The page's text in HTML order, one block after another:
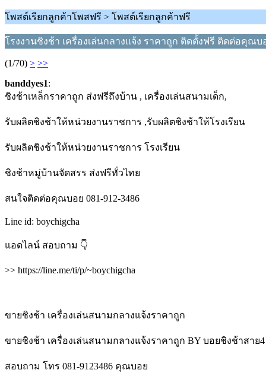
โพสต์เรียกลูกค้าโพสฟรี > โพสต์เรียกลูกค้าฟรี
โรงงานชิงช้า เครื่องเล่นกลางแจ้ง ราคาถูก ติดตั้งฟรี ติดต่อคุณบอ
(1/70) > >>
banddyes1:
ชิงช้าเหล็กราคาถูก ส่งฟรีถึงบ้าน , เครื่องเล่นสนามเด็ก,
รับผลิตชิงช้าให้หน่วยงานราชการ ,รับผลิตชิงช้าให้โรงเรียน
รับผลิตชิงช้าให้หน่วยงานราชการ โรงเรียน
ชิงช้าหมู่บ้านจัดสรร ส่งฟรีทั่วไทย
สนใจติดต่อคุณบอย 081-912-3486
Line id: boychigcha
แอดไลน์ สอบถาม 👇
>> https://line.me/ti/p/~boychigcha
ขายชิงช้า เครื่องเล่นสนามกลางแจ้งราคาถูก
ขายชิงช้า เครื่องเล่นสนามกลางแจ้งราคาถูก BY บอยชิงช้าสาย4
สอบถาม โทร 081-9123486 คุณบอย